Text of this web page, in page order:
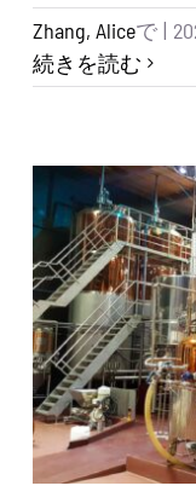
Zhang, Aliceで |
続きを読む